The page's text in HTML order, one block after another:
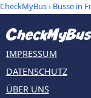
CheckMyBus› Busse in
IMPRESSUM
DATENSCHUTZ
ÜBER UNS